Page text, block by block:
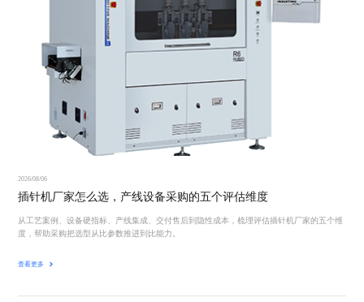
2026/08/06
插针机厂家怎么选，产线设备采购的五个评估维度
从工艺案例、设备硬指标、产线集成、交付售后到隐性成本，梳理评估插针机厂家的五个维
度，帮助采购把选型从比参数推进到比能力。
查看更多